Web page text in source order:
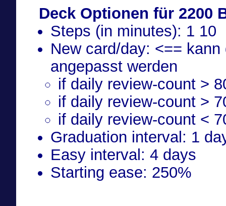
Deck Optionen für 2200
Steps (in minutes): 1 10
New card/day: <==
angepasst werden
if daily review-count >
if daily review-count >
if daily review-count <
Graduation interval: 1
Easy interval: 4 days
Starting ease: 250%